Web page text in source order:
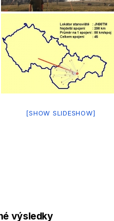
[SHOW SLIDESHOW]
výsledky